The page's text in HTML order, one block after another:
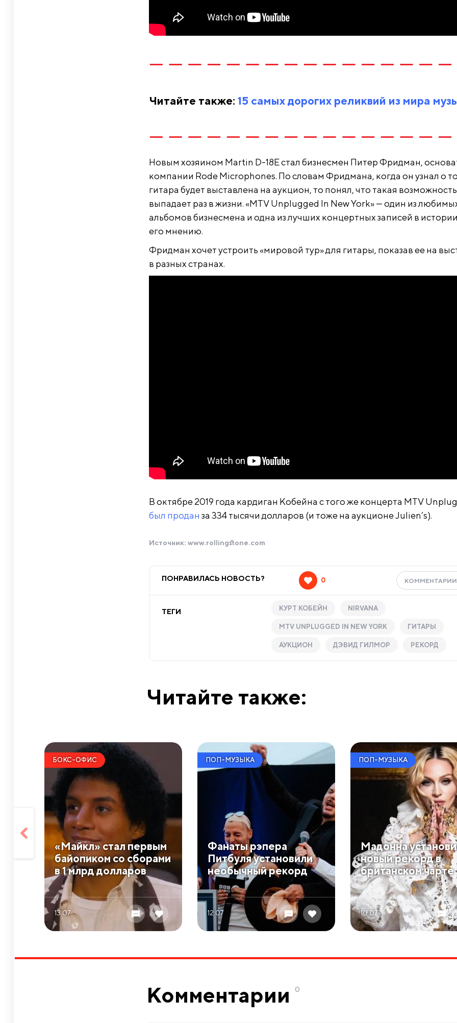
Читайте также: 15 самых дорогих реликвий из мира
Новым хозяином Martin D-18E стал бизнесмен Питер Фридман,
компании Rode Microphones. По словам Фридмана, когда он узнал о
гитара будет выставлена на аукцион, то понял, что такая возможность
выпадает раз в жизни. «MTV Unplugged In New York» — один из
альбомов бизнесмена и одна из лучших концертных записей в
его мнению.
Фридман хочет устроить «мировой тур» для гитары, показав ее на
в разных странах.
В октябре 2019 года кардиган Кобейна с того же концерта MTV
был продан за 334 тысячи долларов (и тоже на аукционе Julien’s).
Источник: www.rollingstone.com
ПОНРАВИЛАСЬ НОВОСТЬ? 0
ТЕГИ КУРТ КОБЕЙН NIRVANA
MTV UNPLUGGED IN NEW YORK ГИТАРЫ
АУКЦИОН ДЭВИД ГИЛМОР РЕКОРД
Читайте также:
БОКС-ОФИС
«Майкл» стал первым
байопиком со сборами
в 1 млрд долларов
13.07
ПОП-МУЗЫКА
Фанаты рэпера
Питбуля установили
необычный рекорд
12.07
ПОП-МУЗЫКА
Мадонна
новый рекорд в
британском чарте
10.07
Комментарии 0